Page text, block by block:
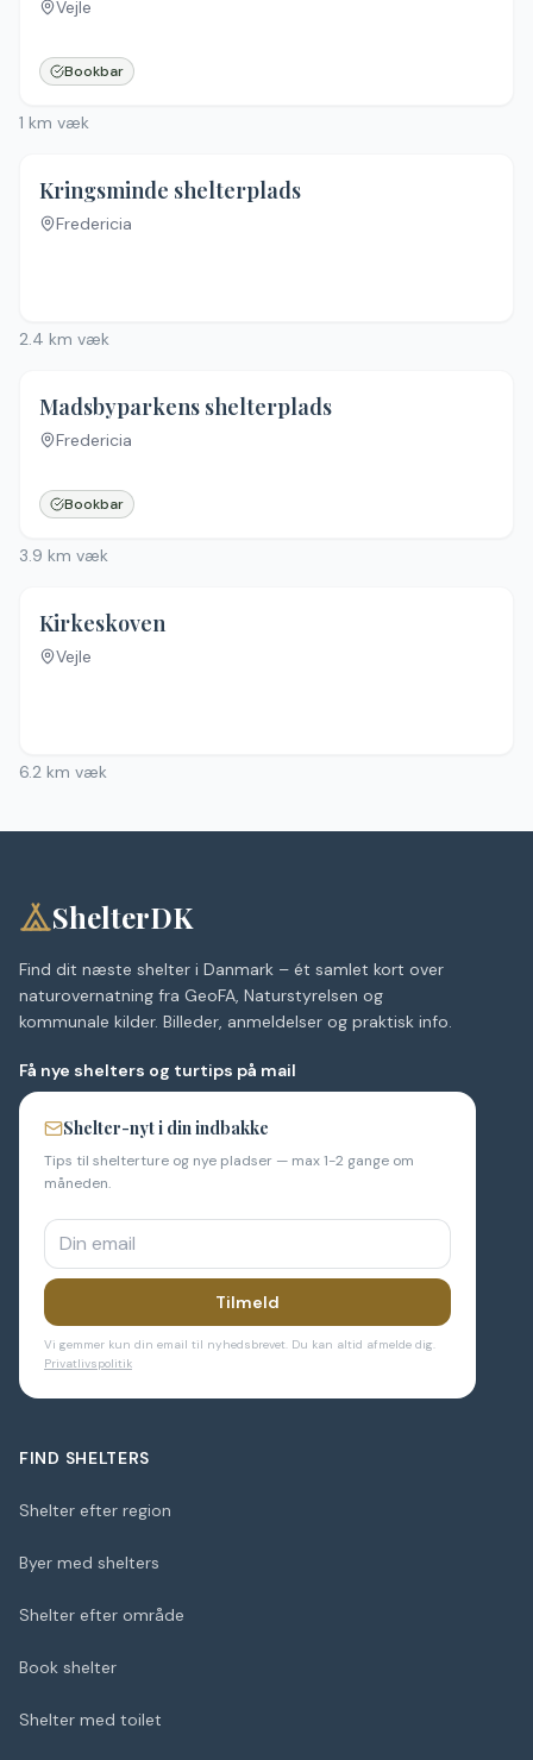
Vejle
Bookbar
1 km væk
Kringsminde shelterplads
Fredericia
2.4 km væk
Madsbyparkens shelterplads
Fredericia
Bookbar
3.9 km væk
Kirkeskoven
Vejle
6.2 km væk
ShelterDK
Find dit næste shelter i Danmark – ét samlet kort over
naturovernatning fra GeoFA, Naturstyrelsen og
kommunale kilder. Billeder, anmeldelser og praktisk info.
Få nye shelters og turtips på mail
Shelter-nyt i din indbakke
Tips til shelterture og nye pladser — max 1-2 gange om
måneden.
Tilmeld
Vi gemmer kun din email til nyhedsbrevet. Du kan altid afmelde dig.
Privatlivspolitik
FIND SHELTERS
Shelter efter region
Byer med shelters
Shelter efter område
Book shelter
Shelter med toilet